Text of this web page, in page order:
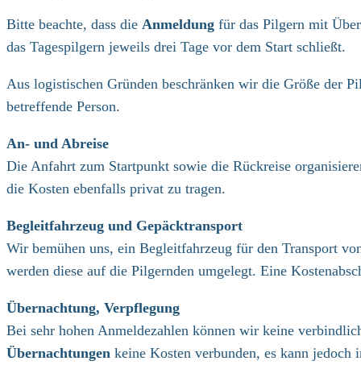
Bitte beachte, dass die Anmeldung für das Pilgern mit
das Tagespilgern jeweils drei Tage vor dem Start schließt.
Aus logistischen Gründen beschränken wir die Größe der
betreffende Person.
An- und Abreise
Die Anfahrt zum Startpunkt sowie die Rückreise
die Kosten ebenfalls privat zu tragen.
Begleitfahrzeug und Gepäcktransport
Wir bemühen uns, ein Begleitfahrzeug für den Transport
werden diese auf die Pilgernden umgelegt. Eine
Übernachtung, Verpflegung
Bei sehr hohen Anmeldezahlen können wir keine
Übernachtungen keine Kosten verbunden, es kann jedoch